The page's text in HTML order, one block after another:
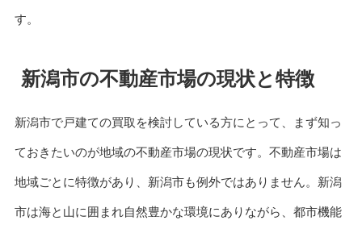
す。
新潟市の不動産市場の現状と特徴
新潟市で戸建ての買取を検討している方にとって、まず知っ
ておきたいのが地域の不動産市場の現状です。不動産市場は
地域ごとに特徴があり、新潟市も例外ではありません。新潟
市は海と山に囲まれ自然豊かな環境にありながら、都市機能